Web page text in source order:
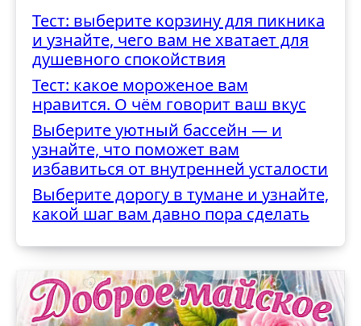
трудностями
Тест: выберите корзину для пикника
и узнайте, чего вам не хватает для
душевного спокойствия
Тест: какое мороженое вам
нравится. О чём говорит ваш вкус
Выберите уютный бассейн — и
узнайте, что поможет вам
избавиться от внутренней усталости
Выберите дорогу в тумане и узнайте,
какой шаг вам давно пора сделать